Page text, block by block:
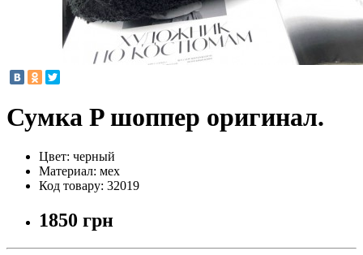
Сумка P шоппер оригинал.
Цвет: черный
Материал: мех
Код товару: 32019
1850 грн